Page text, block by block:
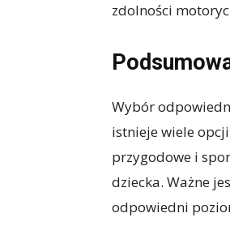
zdolności
Wybór
istnieje wiele
przygodowe i
dziecka. Ważne
odpowiedni